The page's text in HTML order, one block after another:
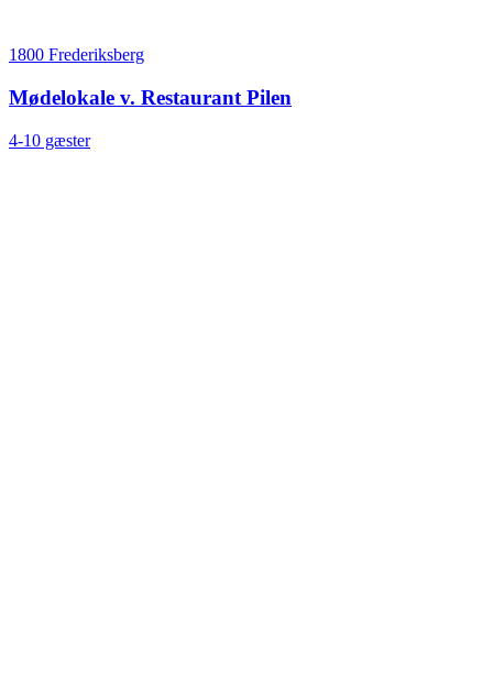
1800 Frederiksberg
Mødelokale v. Restaurant Pilen
4-10 gæster